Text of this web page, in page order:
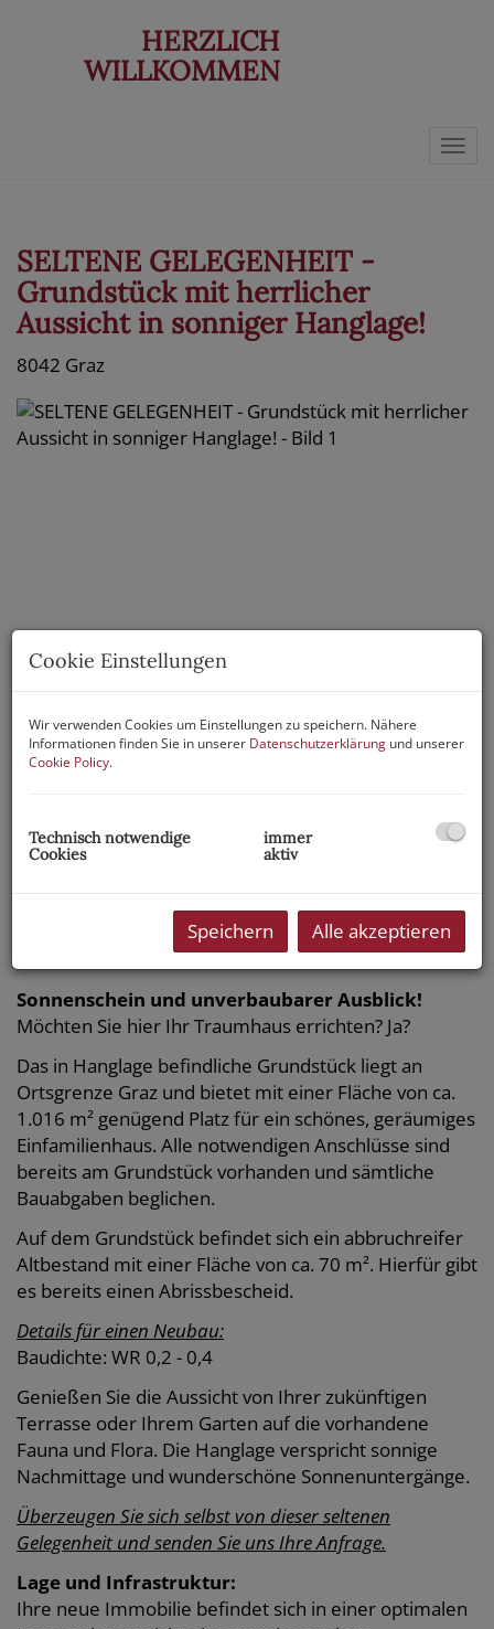
HERZLICH
WILLKOMMEN
SELTENE GELEGENHEIT -
Grundstück mit herrlicher
Aussicht in sonniger Hanglage!
8042 Graz
Sonnenschein und unverbaubarer Ausblick!
Möchten Sie hier Ihr Traumhaus errichten? Ja?
Das in Hanglage befindliche Grundstück liegt an
Ortsgrenze Graz und bietet mit einer Fläche von ca.
1.016 m² genügend Platz für ein schönes, geräumiges
Einfamilienhaus. Alle notwendigen Anschlüsse sind
bereits am Grundstück vorhanden und sämtliche
Bauabgaben beglichen.
Auf dem Grundstück befindet sich ein abbruchreifer
Altbestand mit einer Fläche von ca. 70 m². Hierfür gibt
es bereits einen Abrissbescheid.
Details für einen Neubau:
Baudichte: WR 0,2 - 0,4
Genießen Sie die Aussicht von Ihrer zukünftigen
Terrasse oder Ihrem Garten auf die vorhandene
Fauna und Flora. Die Hanglage verspricht sonnige
Nachmittage und wunderschöne Sonnenuntergänge.
Überzeugen Sie sich selbst von dieser seltenen
Gelegenheit und senden Sie uns Ihre Anfrage.
Lage und Infrastruktur:
Ihre neue Immobilie befindet sich in einer optimalen
Cookie Einstellungen
Wir verwenden Cookies um Einstellungen zu speichern. Nähere
Informationen finden Sie in unserer Datenschutzerklärung und unserer
Cookie Policy.
Technisch notwendige
Cookies
immer
aktiv
Speichern Alle akzeptieren